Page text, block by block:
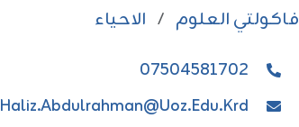
فاکولتي العلوم / الاحياء
07504581702
Haliz.abdulrahman@uoz.edu.krd